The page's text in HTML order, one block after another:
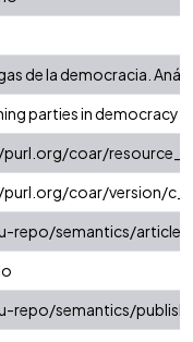
de la democracia.
parties in democracy:
coar/
coar/version/
repo/semantics/article
repo/semantics/